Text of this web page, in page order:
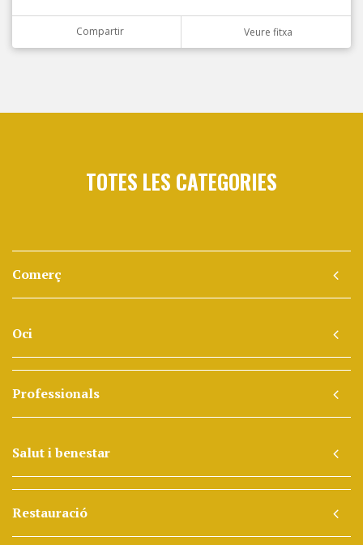
Compartir Veure fitxa
TOTES LES CATEGORIES
Comerç
Oci
Professionals
Salut i benestar
Restauració